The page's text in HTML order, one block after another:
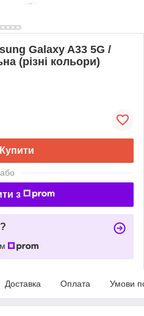
Galaxy A33 5G /
(різні кольори)
Купити
або
з
Доставка Оплата Умови